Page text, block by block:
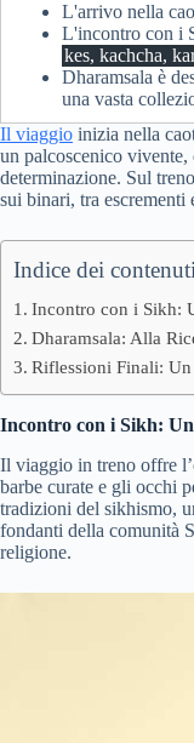
L'arrivo nella
L'incontro con i
kes, kachcha,
Dharamsala è
una vasta
Il viaggio inizia nella
un palcoscenico vivente,
determinazione. Sul
sui binari, tra escrementi
Indice dei contenuti
Incontro con i Sikh:
Dharamsala: Alla
Riflessioni Finali:
Incontro con i Sikh:
Il viaggio in treno offre
barbe curate e gli occhi
tradizioni del sikhismo,
fondanti della comunità
religione.